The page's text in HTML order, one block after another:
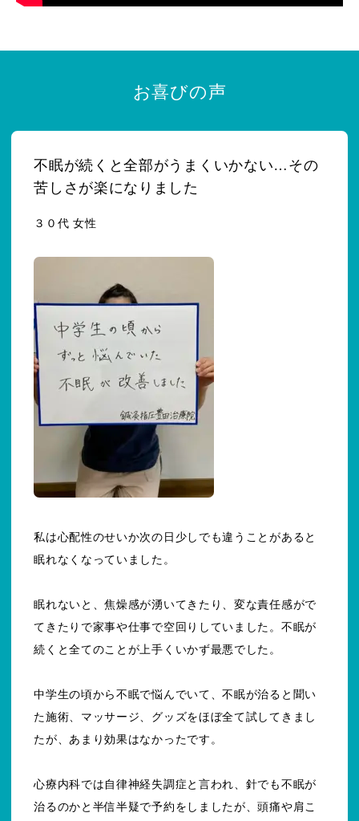
お喜びの声
不眠が続くと全部がうまくいかない…その
苦しさが楽になりました
３０代 女性
私は心配性のせいか次の日少しでも違うことがあると
眠れなくなっていました。
眠れないと、焦燥感が湧いてきたり、変な責任感がで
てきたりで家事や仕事で空回りしていました。不眠が
続くと全てのことが上手くいかず最悪でした。
中学生の頃から不眠で悩んでいて、不眠が治ると聞い
た施術、マッサージ、グッズをほぼ全て試してきまし
たが、あまり効果はなかったです。
心療内科では自律神経失調症と言われ、針でも不眠が
治るのかと半信半疑で予約をしましたが、頭痛や肩こ